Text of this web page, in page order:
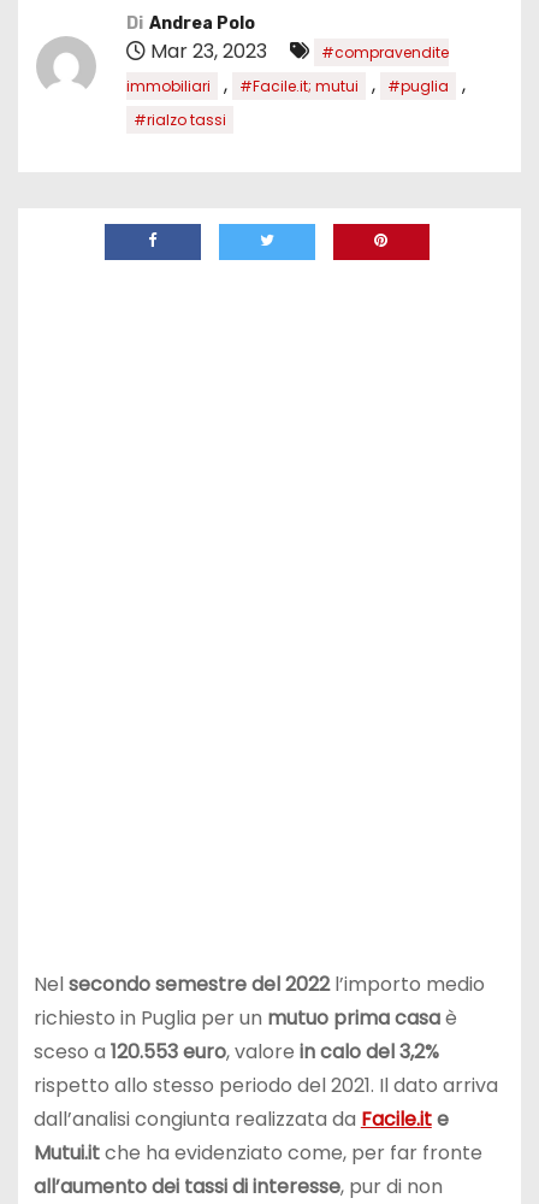
Di Andrea Polo
Mar 23, 2023
#compravendite
immobiliari
, #Facile.it; mutui , #puglia ,
#rialzo tassi
Nelsecondo semestre del 2022l’importo medio
richiesto in Puglia per un mutuo prima casaè
sceso a 120.553 euro, valore in calo del 3,2%
rispetto allo stesso periodo del 2021. Il dato arriva
dall’analisi congiunta realizzata da Facile.ite
Mutui.itche ha evidenziato come, per far fronte
all’aumento dei tassi di interesse, pur di non